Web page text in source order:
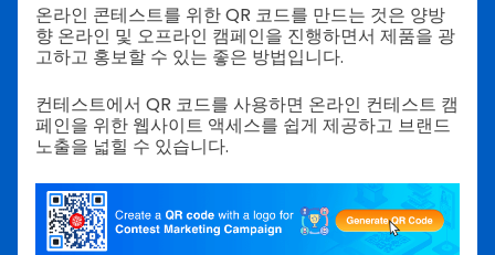
온라인 콘테스트를 위한 QR 코드를 만드는 것은 양방
향 온라인 및 오프라인 캠페인을 진행하면서 제품을 광
고하고 홍보할 수 있는 좋은 방법입니다.
컨테스트에서 QR 코드를 사용하면 온라인 컨테스트 캠
페인을 위한 웹사이트 액세스를 쉽게 제공하고 브랜드
노출을 넓힐 수 있습니다.